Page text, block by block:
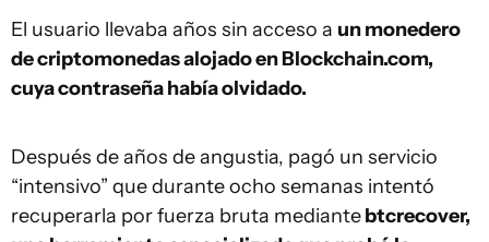
El usuario llevaba años sin acceso a un monedero
de criptomonedas alojado en Blockchain.com,
cuya contraseña había olvidado.
Después de años de angustia, pagó un servicio
“intensivo” que durante ocho semanas intentó
recuperarla por fuerza bruta mediantebtcrecover,